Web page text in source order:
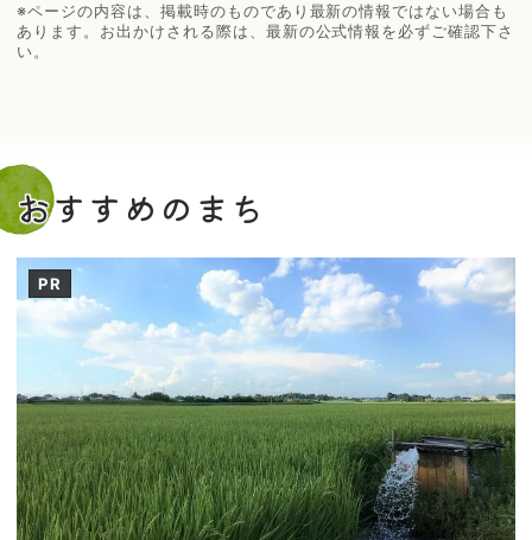
※ページの内容は、掲載時のものであり最新の情報ではない場合も
あります。お出かけされる際は、最新の公式情報を必ずご確認下さ
い。
おすすめのまち
PR